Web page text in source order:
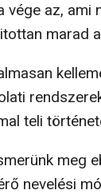
vége az,
marad
teli
meg
nevelési